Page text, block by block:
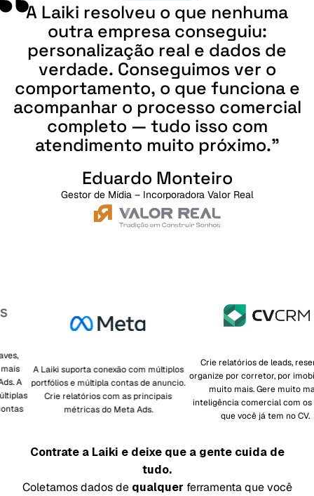
A Laiki resolveu o que nenhuma
outra empresa conseguiu:
personalização real e dados de
verdade. Conseguimos ver o
comportamento, o que funciona e
acompanhar o processo comercial
completo — tudo isso com
atendimento muito próximo."
Eduardo Monteiro
Gestor de Mídia – Incorporadora Valor Real
A Laiki suporta conexão com múltiplos
portfólios e múltipla contas de anuncio.
Crie relatórios com as principais
métricas do Meta Ads.
Crie relatórios de leads, reservas,
organize por corretor, por imobiliária e
muito mais. Gere muito mais
inteligência comercial com os dados
que você já tem no CV.
Contrate a Laiki e deixe que a gente cuida de
tudo.
Coletamos dados de qualquer ferramenta que você